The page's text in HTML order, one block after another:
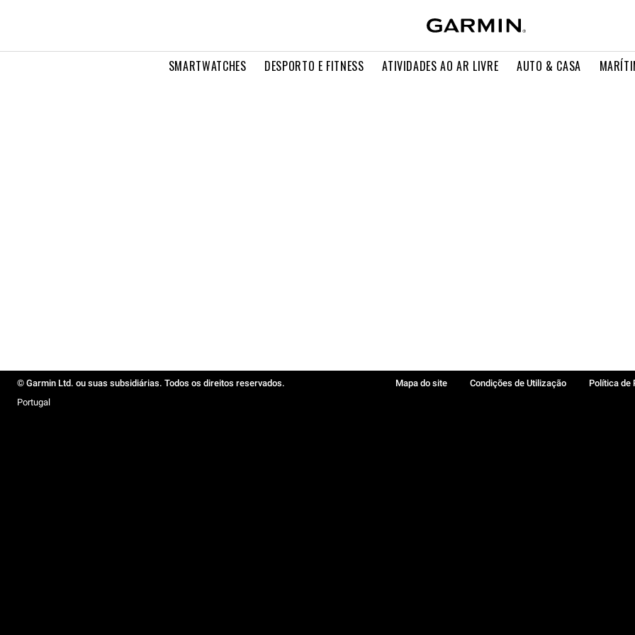
SMARTWATCHES DESPORTO E FITNESS ATIVIDADES AO AR LIVRE AUTO & CASA
© Garmin Ltd. ou suas subsidiárias. Todos os direitos reservados. Mapa do site Condições de Utilização Política de
Portugal